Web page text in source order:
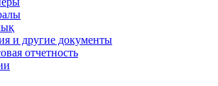
и другие документы
отчетность